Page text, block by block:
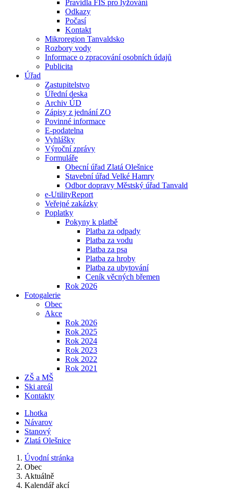
Pravidla FIS pro lyžování
Odkazy
Počasí
Kontakt
Mikroregion Tanvaldsko
Rozbory vody
Informace o zpracování osobních údajů
Publicita
Úřad
Zastupitelstvo
Úřední deska
Archiv ÚD
Zápisy z jednání ZO
Povinné informace
E-podatelna
Vyhlášky
Výroční zprávy
Formuláře
Obecní úřad Zlatá Olešnice
Stavební úřad Velké Hamry
Odbor dopravy Městský úřad Tanvald
e-UtilityReport
Veřejné zakázky
Poplatky
Pokyny k platbě
Platba za odpady
Platba za vodu
Platba za psa
Platba za hroby
Platba za ubytování
Ceník věcných břemen
Rok 2026
Fotogalerie
Obec
Akce
Rok 2026
Rok 2025
Rok 2024
Rok 2023
Rok 2022
Rok 2021
ZŠ a MŠ
Ski areál
Kontakty
Lhotka
Návarov
Stanový
Zlatá Olešnice
Úvodní stránka
Obec
Aktuálně
Kalendář akcí